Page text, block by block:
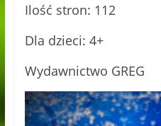
Ilość stron: 112
Dla dzieci: 4+
Wydawnictwo GREG